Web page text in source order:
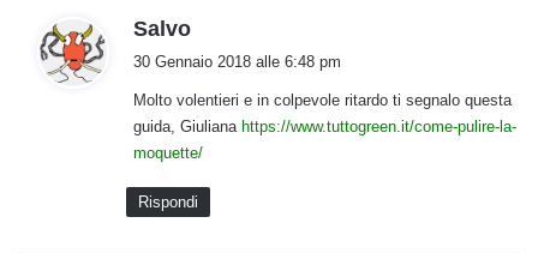
Salvo
e
t
t
o
:
30 Gennaio 2018 alle 6:48 pm
Molto volentieri e in colpevole ritardo ti segnalo questa
guida, Giuliana https://www.tuttogreen.it/come-pulire-la-
moquette/
Rispondi